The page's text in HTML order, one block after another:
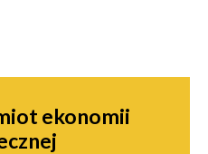
ekonomii